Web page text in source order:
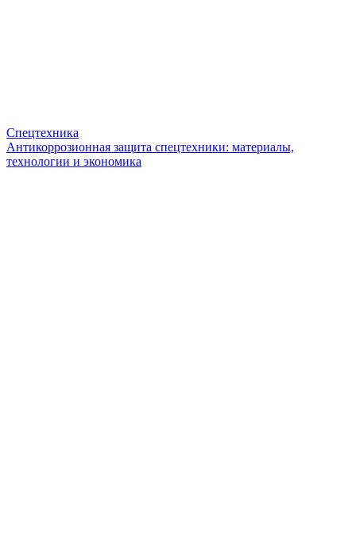
Спецтехника
Антикоррозионная защита спецтехники: материалы,
технологии и экономика